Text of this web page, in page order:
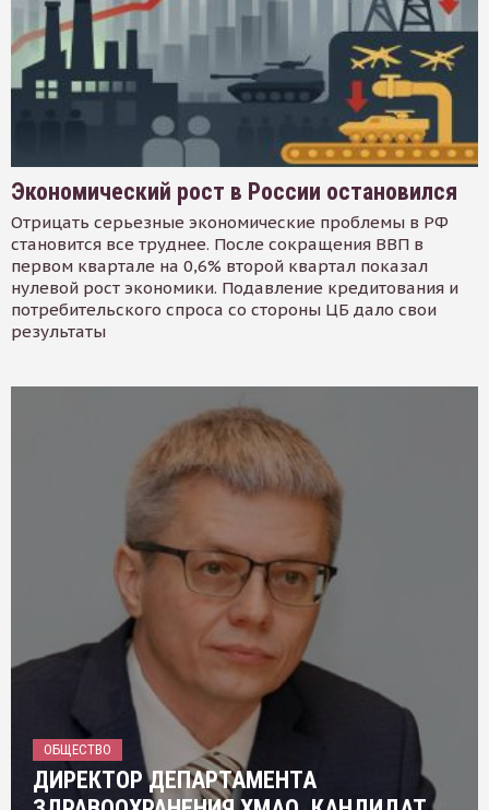
Экономический рост в России остановился
Отрицать серьезные экономические проблемы в РФ
становится все труднее. После сокращения ВВП в
первом квартале на 0,6% второй квартал показал
нулевой рост экономики. Подавление кредитования и
потребительского спроса со стороны ЦБ дало свои
результаты
ОБЩЕСТВО
ДИРЕКТОР ДЕПАРТАМЕНТА